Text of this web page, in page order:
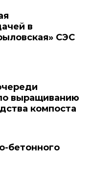
в
СЭС
выращиванию
компоста
бетонного